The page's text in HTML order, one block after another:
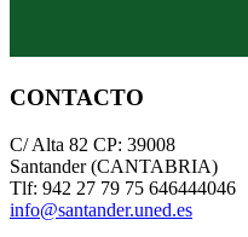
CONTACTO
C/ Alta 82 CP: 39008
Santander (CANTABRIA)
Tlf: 942 27 79 75 646444046
info@santander.uned.es